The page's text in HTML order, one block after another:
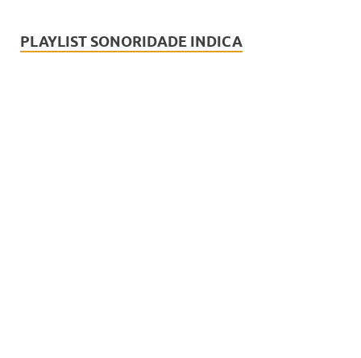
PLAYLIST SONORIDADE INDICA